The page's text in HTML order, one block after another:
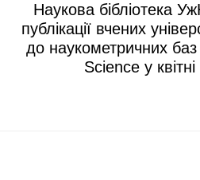
Наукова бібліотека
публікації вчених
до наукометричних
Science у